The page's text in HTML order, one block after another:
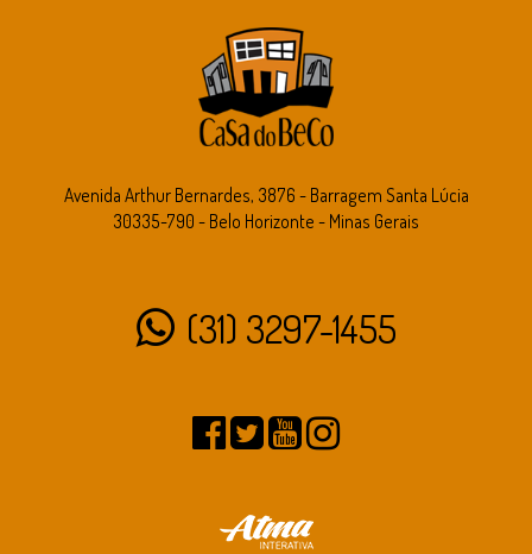
Avenida Arthur Bernardes, 3876 - Barragem Santa Lúcia
30335-790 - Belo Horizonte - Minas Gerais
(31) 3297-1455